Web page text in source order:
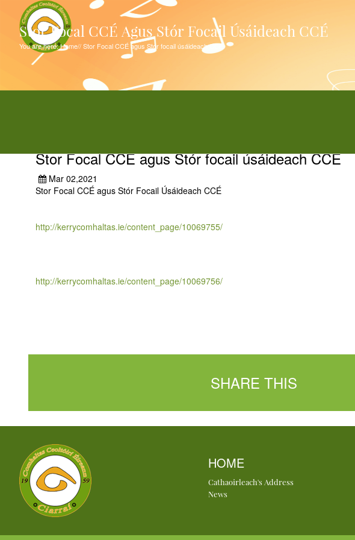
Stor Focal CCÉ Agus Stór Focail Úsáideach CCÉ
You are here:Home//Stor Focal CCÉ agus Stór focail úsáideach CCÉ
Stor Focal CCÉ agus Stór focail úsáideach CCÉ
Mar 02,2021
Stor Focal CCÉ agus Stór Focail Úsáideach CCÉ
http://kerrycomhaltas.ie/content_page/10069755/
http://kerrycomhaltas.ie/content_page/10069756/
SHARE THIS
HOME
Cathaoirleach's Address
News